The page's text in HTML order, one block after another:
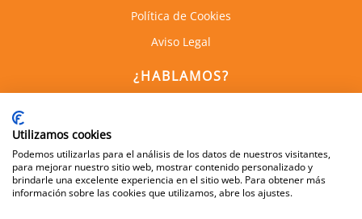
Política de Cookies
Aviso Legal
¿HABLAMOS?
600 505 083
Utilizamos cookies
Podemos utilizarlas para el análisis de los datos de nuestros visitantes,
para mejorar nuestro sitio web, mostrar contenido personalizado y
brindarle una excelente experiencia en el sitio web. Para obtener más
información sobre las cookies que utilizamos, abre los ajustes.